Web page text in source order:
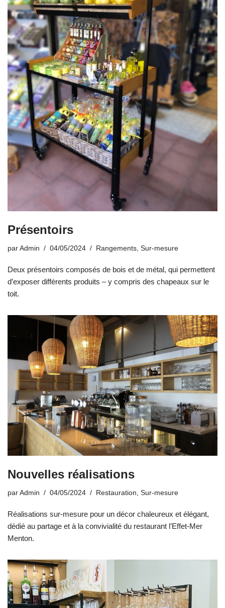
Présentoirs
par Admin 04/05/2024 Rangements, Sur-mesure
Deux présentoirs composés de bois et de métal, qui permettent
d’exposer différents produits – y compris des chapeaux sur le
toit.
Nouvelles réalisations
par Admin 04/05/2024 Restauration, Sur-mesure
Réalisations sur-mesure pour un décor chaleureux et élégant,
dédié au partage et à la convivialité du restaurant l’Effet-Mer
Menton.